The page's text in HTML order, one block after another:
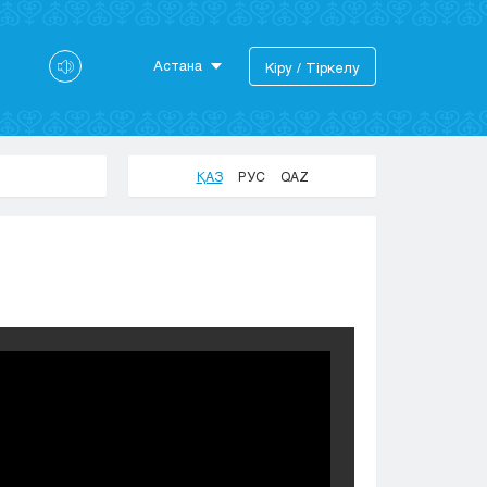
Астана
Актобе
Костанай
Кіру / Тіркелу
ҚАЗ РУС QAZ